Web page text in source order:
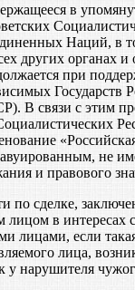
в
Наций, в
других органах и
при
Государств
В связи с этим
не
и правового
по сделке,
в интересах
лицами, если
лица,
у нарушителя